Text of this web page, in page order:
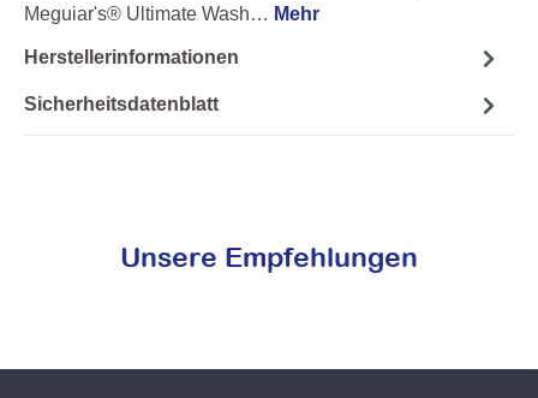
Meguiar's® Ultimate Wash… Mehr
Herstellerinformationen
Sicherheitsdatenblatt
Unsere Empfehlungen